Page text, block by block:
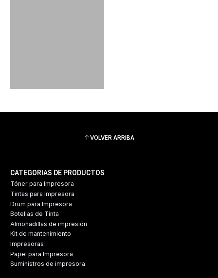
VOLVER ARRIBA
CATEGORIAS DE PRODUCTOS
Tóner para Impresora
Tintas para Impresora
Drum para Impresora
Botellas de Tinta
Almohadillas de impresión
Kit de mantenimiento
Impresoras
Papel para Impresora
Suministros de impresora